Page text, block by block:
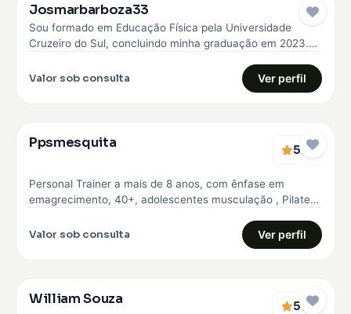
Josmarbarboza33
Sou formado em Educação Física pela Universidade
Cruzeiro do Sul, concluindo minha graduação em 2023.
Valor sob consulta Ver perfil
Ppsmesquita 5(1)
Personal Trainer a mais de 8 anos, com ênfase em
emagrecimento, 40+, adolescentes musculação , Pilates
Valor sob consulta Ver perfil
William Souza 5(1)